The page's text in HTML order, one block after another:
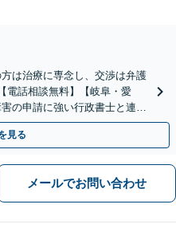
は治療に専念し、交渉は弁護
電話相談無料】【岐阜・愛
の申請に強い行政書士と連
休日・夜間面談可】
見る
メールでお問い合わせ